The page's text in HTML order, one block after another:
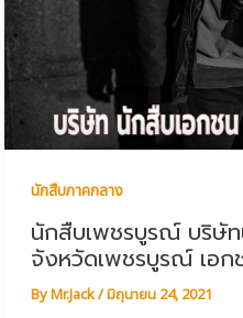
นักสืบภาคกลาง
นักสืบเพชรบูรณ์ บริษั
จังหวัดเพชรบูรณ์ เอก
ByMr.Jack/มิถุนายน 24, 2021